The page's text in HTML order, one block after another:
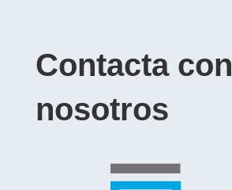
Contacta con
nosotros